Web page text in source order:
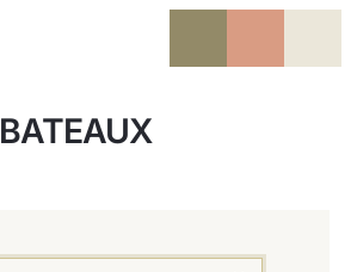
BATEAUX